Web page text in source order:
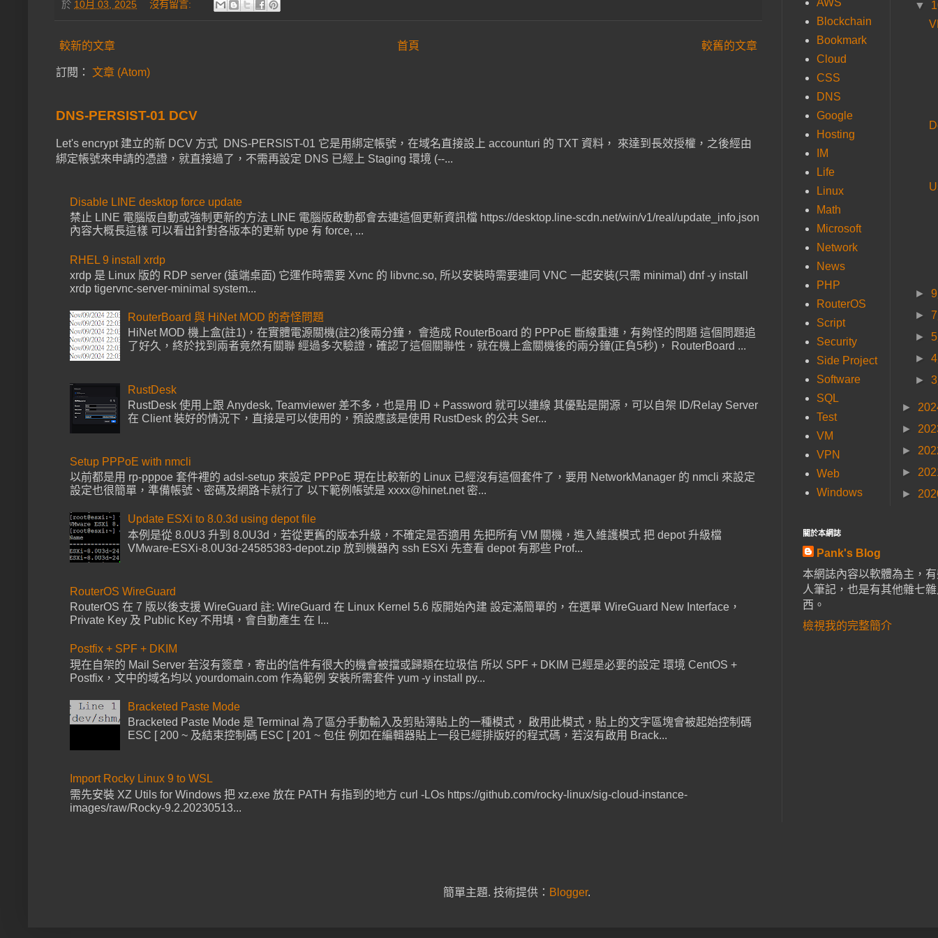
於 10月 03, 2025 沒有留言:
較新的文章 較舊的文章
首頁
訂閱： 文章 (Atom)
DNS-PERSIST-01 DCV
Let's encrypt 建立的新 DCV 方式 DNS-PERSIST-01 它是用綁定帳號，在域名直接設上 accounturi 的 TXT 資料， 來達到長效授權，之後經由
綁定帳號來申請的憑證，就直接過了，不需再設定 DNS 已經上 Staging 環境 (--...
Disable LINE desktop force update
禁止 LINE 電腦版自動或強制更新的方法 LINE 電腦版啟動都會去連這個更新資訊檔 https://desktop.line-scdn.net/win/v1/real/update_info.json
內容大概長這樣 可以看出針對各版本的更新 type 有 force, ...
RHEL 9 install xrdp
xrdp 是 Linux 版的 RDP server (遠端桌面) 它運作時需要 Xvnc 的 libvnc.so, 所以安裝時需要連同 VNC 一起安裝(只需 minimal) dnf -y install
xrdp tigervnc-server-minimal system...
RouterBoard 與 HiNet MOD 的奇怪問題
HiNet MOD 機上盒(註1)，在實體電源關機(註2)後兩分鐘， 會造成 RouterBoard 的 PPPoE 斷線重連，有夠怪的問題 這個問題追
了好久，終於找到兩者竟然有關聯 經過多次驗證，確認了這個關聯性，就在機上盒關機後的兩分鐘(正負5秒)， RouterBoard ...
RustDesk
RustDesk 使用上跟 Anydesk, Teamviewer 差不多，也是用 ID + Password 就可以連線 其優點是開源，可以自架 ID/Relay Server
在 Client 裝好的情況下，直接是可以使用的，預設應該是使用 RustDesk 的公共 Ser...
Setup PPPoE with nmcli
以前都是用 rp-pppoe 套件裡的 adsl-setup 來設定 PPPoE 現在比較新的 Linux 已經沒有這個套件了，要用 NetworkManager 的 nmcli 來設定
設定也很簡單，準備帳號、密碼及網路卡就行了 以下範例帳號是 xxxx@hinet.net 密...
Update ESXi to 8.0.3d using depot file
本例是從 8.0U3 升到 8.0U3d，若從更舊的版本升級，不確定是否適用 先把所有 VM 關機，進入維護模式 把 depot 升級檔
VMware-ESXi-8.0U3d-24585383-depot.zip 放到機器內 ssh ESXi 先查看 depot 有那些 Prof...
RouterOS WireGuard
RouterOS 在 7 版以後支援 WireGuard 註: WireGuard 在 Linux Kernel 5.6 版開始內建 設定滿簡單的，在選單 WireGuard New Interface，
Private Key 及 Public Key 不用填，會自動產生 在 I...
Postfix + SPF + DKIM
現在自架的 Mail Server 若沒有簽章，寄出的信件有很大的機會被擋或歸類在垃圾信 所以 SPF + DKIM 已經是必要的設定 環境 CentOS +
Postfix，文中的域名均以 yourdomain.com 作為範例 安裝所需套件 yum -y install py...
Bracketed Paste Mode
Bracketed Paste Mode 是 Terminal 為了區分手動輸入及剪貼簿貼上的一種模式， 啟用此模式，貼上的文字區塊會被起始控制碼
ESC [ 200 ~ 及結束控制碼 ESC [ 201 ~ 包住 例如在編輯器貼上一段已經排版好的程式碼，若沒有啟用 Brack...
Import Rocky Linux 9 to WSL
需先安裝 XZ Utils for Windows 把 xz.exe 放在 PATH 有指到的地方 curl -LOs https://github.com/rocky-linux/sig-cloud-instance-
images/raw/Rocky-9.2.20230513...
AWS
Blockchain
Bookmark
Cloud
CSS
DNS
Google
Hosting
IM
Life
Linux
Math
Microsoft
Network
News
PHP
RouterOS
Script
Security
Side Project
Software
SQL
Test
VM
VPN
Web
Windows
▼
►
►
►
►
►
►
►
►
►
►
關於本網誌
Pank's Blog
本網誌內容以軟體為主，
人筆記，也是有其他雜七
西。
檢視我的完整簡介
簡單主題. 技術提供： Blogger.